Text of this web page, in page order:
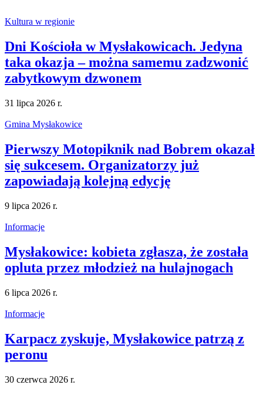
Kultura w regionie
Dni Kościoła w Mysłakowicach. Jedyna
taka okazja – można samemu zadzwonić
zabytkowym dzwonem
31 lipca 2026 r.
Gmina Mysłakowice
Pierwszy Motopiknik nad Bobrem okazał
się sukcesem. Organizatorzy już
zapowiadają kolejną edycję
9 lipca 2026 r.
Informacje
Mysłakowice: kobieta zgłasza, że została
opluta przez młodzież na hulajnogach
6 lipca 2026 r.
Informacje
Karpacz zyskuje, Mysłakowice patrzą z
peronu
30 czerwca 2026 r.